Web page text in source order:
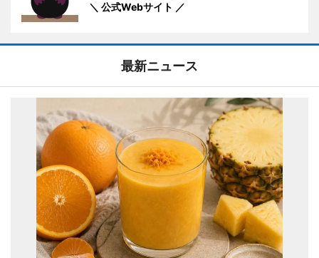
＼ 公式Webサイト ／
最新ニュース